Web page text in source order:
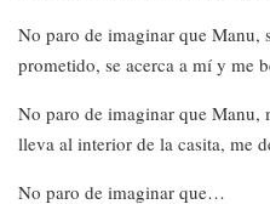
No paro de imaginar que Manu,
prometido, se acerca a mí y me
No paro de imaginar que Manu,
lleva al interior de la casita, me
No paro de imaginar que…